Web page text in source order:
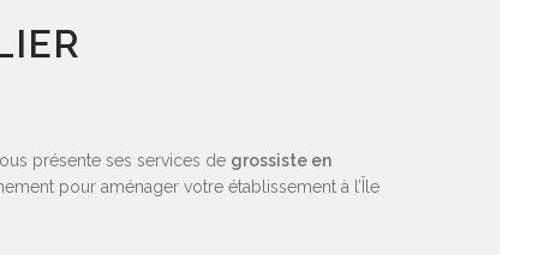
présente ses services de grossiste en
pour aménager votre établissement à l’Île